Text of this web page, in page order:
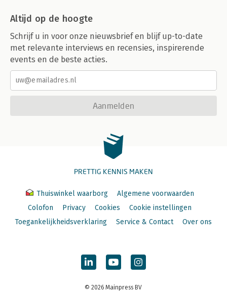
Altijd op de hoogte
Schrijf u in voor onze nieuwsbrief en blijf up-to-date
met relevante interviews en recensies, inspirerende
events en de beste acties.
Aanmelden
PRETTIG KENNIS MAKEN
Thuiswinkel waarborg
Algemene voorwaarden
Colofon
Privacy Cookies
Cookie instellingen
Toegankelijkheidsverklaring
Service & Contact Over ons
© 2026 Mainpress BV